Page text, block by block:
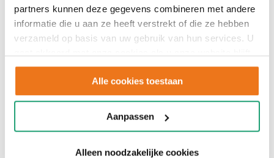
partners kunnen deze gegevens combineren met andere
informatie die u aan ze heeft verstrekt of die ze hebben
verzameld op basis van uw gebruik van hun services. U
gebruiken.
Alle cookies toestaan
Aanpassen
Alleen noodzakelijke cookies
bargedeelte